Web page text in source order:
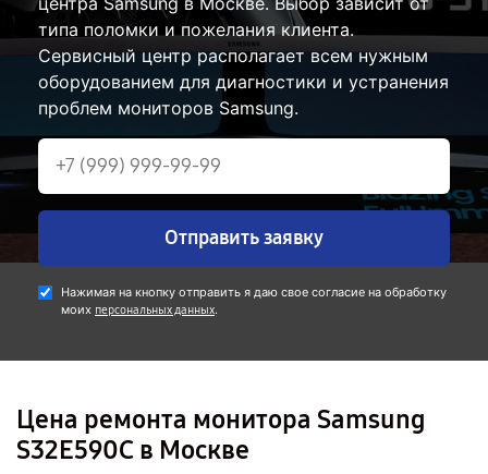
типа поломки и пожелания клиента.
Сервисный центр располагает всем нужным
оборудованием для диагностики и устранения
проблем мониторов Samsung.
Отправить заявку
Нажимая на кнопку отправить я даю свое согласие на обработку
моих персональных данных.
Цена ремонта монитора Samsung
S32E590C в Москве